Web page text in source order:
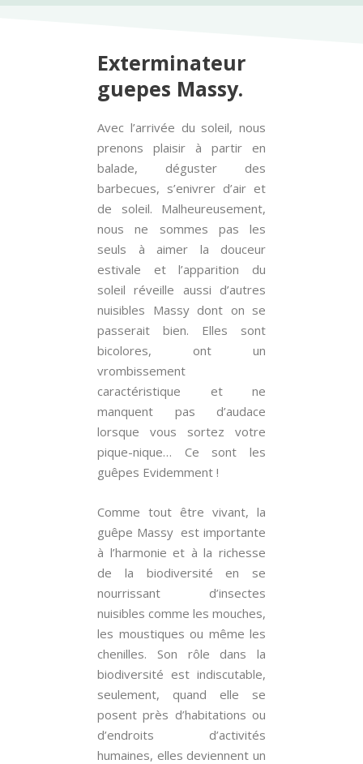
Exterminateur
guepes Massy.
Avec l’arrivée du soleil, nous
prenons plaisir à partir en
balade, déguster des
barbecues, s’enivrer d’air et
de soleil. Malheureusement,
nous ne sommes pas les
seuls à aimer la douceur
estivale et l’apparition du
soleil réveille aussi d’autres
nuisibles Massy dont on se
passerait bien. Elles sont
bicolores, ont un
vrombissement
caractéristique et ne
manquent pas d’audace
lorsque vous sortez votre
pique-nique… Ce sont les
guêpes Evidemment !
Comme tout être vivant, la
guêpe Massy est importante
à l’harmonie et à la richesse
de la biodiversité en se
nourrissant d’insectes
nuisibles comme les mouches,
les moustiques ou même les
chenilles. Son rôle dans la
biodiversité est indiscutable,
seulement, quand elle se
posent près d’habitations ou
d’endroits d’activités
humaines, elles deviennent un